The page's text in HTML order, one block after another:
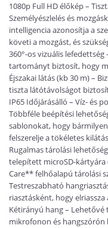
1080p Full HD élőkép –
Személyészlelés és
intelligencia azonosítja a
követi a mozgást, és
360°-os vizuális lefedettség
tartományt biztosít, hogy
Éjszakai látás (kb 30 m) –
tiszta látótávolságot
IP65 Időjárásálló – Víz- és
Többféle beépítési
sablonokat, hogy
felszerelje a tökéletes
Rugalmas tárolási
telepített microSD-kártyára
Care** felhőalapú tárolási
Testreszabható
riasztásként, hogy
Kétirányú hang –
mikrofonon és hangszórón